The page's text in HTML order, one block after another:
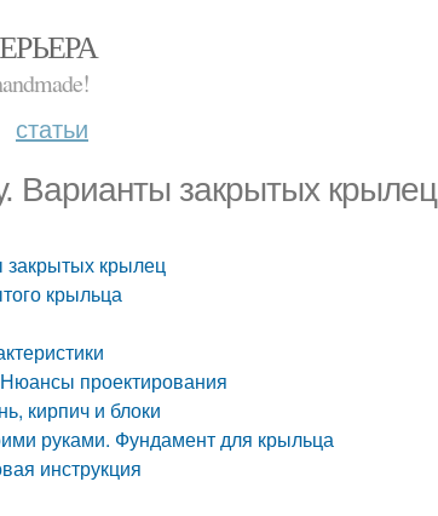
статьи
Варианты закрытых крылец
закрытых крылец
крыльца
проектирования
кирпич и блоки
руками. Фундамент для крыльца
инструкция